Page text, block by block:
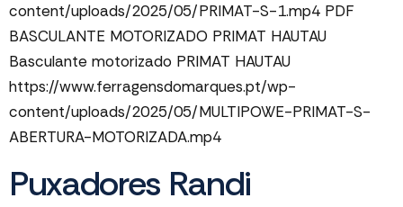
content/uploads/2025/05/PRIMAT-S-1.mp4 PDF
BASCULANTE MOTORIZADO PRIMAT HAUTAU​
Basculante motorizado PRIMAT HAUTAU
https://www.ferragensdomarques.pt/wp-
content/uploads/2025/05/MULTIPOWE-PRIMAT-S-
ABERTURA-MOTORIZADA.mp4
Puxadores Randi